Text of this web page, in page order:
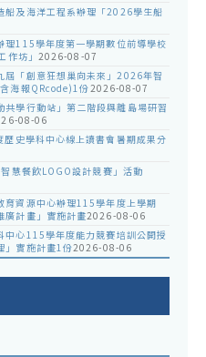
船及海洋工程系辦理「2026學生船
理115學年度第一學期數位前導學校
作坊」 2026-08-07
屆「創意狂想巢向未來」2026年智
海報QRcode)1份2026-08-07
學行動站」第二階段與離島場研習
08-06
史學科中心線上讀書會暑期成果分
慧餐飲LOGO設計競賽」活動
育資源中心辦理115學年度上學期
廣計畫」實施計畫2026-08-06
中心115學年度能力競賽培訓公開授
」實施計畫1份2026-08-06